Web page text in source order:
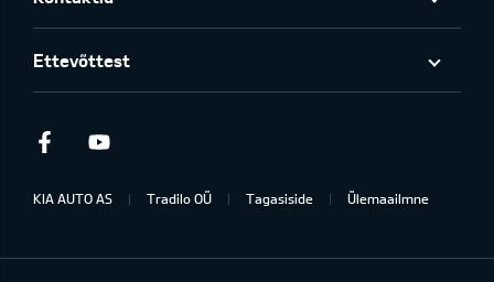
Ettevõttest
Facebook
KIA AUTO AS Tradilo OÜ Tagasiside Ülemaailmne